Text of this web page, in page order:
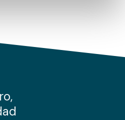
haga del sitio web con
sociales, publicidad y análisis